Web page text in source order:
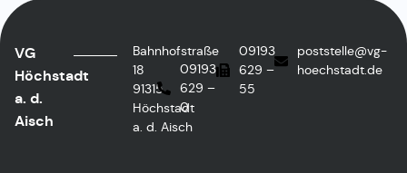
VG
Höchstadt
a. d.
Aisch
Bahnhofstraße
18
91315
Höchstadt
a. d. Aisch
09193
629 –
0
09193
629 –
55
poststelle@vg-
hoechstadt.de